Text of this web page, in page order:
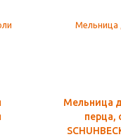
Мельница
перца,